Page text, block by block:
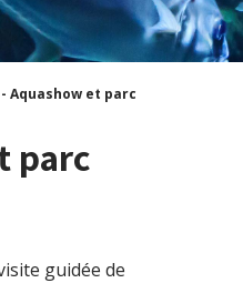
-Aquashow et parc
parc
guidée de